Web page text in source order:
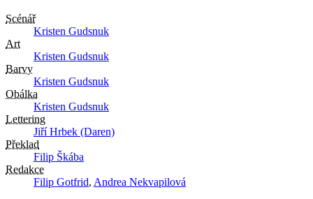
Scénář
Kristen Gudsnuk
Art
Kristen Gudsnuk
Barvy
Kristen Gudsnuk
Obálka
Kristen Gudsnuk
Lettering
Jiří Hrbek (Daren)
Překlad
Filip Škába
Redakce
Filip Gotfrid, Andrea Nekvapilová